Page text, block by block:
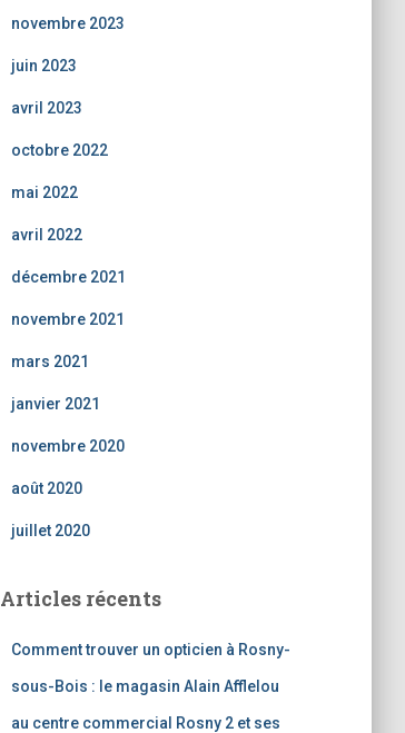
novembre 2023
juin 2023
avril 2023
octobre 2022
mai 2022
avril 2022
décembre 2021
novembre 2021
mars 2021
janvier 2021
novembre 2020
août 2020
juillet 2020
Articles récents
Comment trouver un opticien à Rosny-
sous-Bois : le magasin Alain Afflelou
au centre commercial Rosny 2 et ses